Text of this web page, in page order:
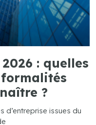
: quelles
?
d’entreprise issues du